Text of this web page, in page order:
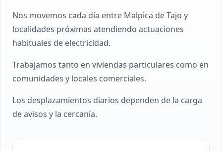
Nos movemos cada día entre Malpica de Tajo y
localidades próximas atendiendo actuaciones
habituales de electricidad.
Trabajamos tanto en viviendas particulares como en
comunidades y locales comerciales.
Los desplazamientos diarios dependen de la carga
de avisos y la cercanía.